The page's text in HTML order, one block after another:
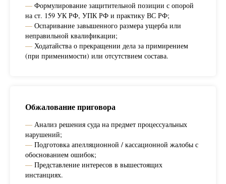
— Формулирование защитительной позиции с опорой
на ст. 159 УК РФ, УПК РФ и практику ВС РФ;
— Оспаривание завышенного размера ущерба или
неправильной квалификации;
— Ходатайства о прекращении дела за примирением
(при применимости) или отсутствием состава.
Обжалование приговора
— Анализ решения суда на предмет процессуальных
нарушений;
— Подготовка апелляционной / кассационной жалобы с
обоснованием ошибок;
— Представление интересов в вышестоящих
инстанциях.